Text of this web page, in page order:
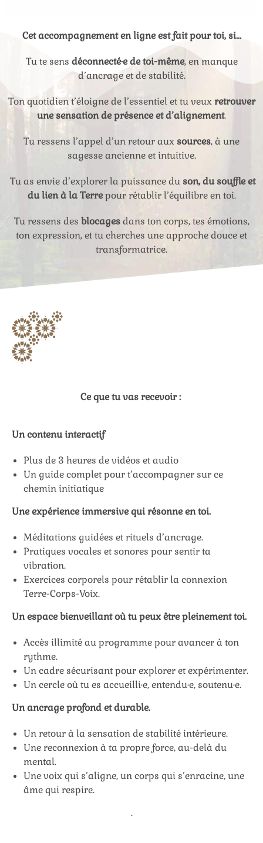
Cet accompagnement en ligne est fait pour toi, si…
Tu te sens déconnecté·e de toi-même, en manque
d’ancrage et de stabilité.
Ton quotidien t’éloigne de l’essentiel et tu veuxretrouver
une sensation de présence et d’alignement.
Tu ressens l’appel d’un retour aux sources, à une
sagesse ancienne et intuitive.
Tu as envie d’explorer la puissance du son, du souffle et
du lien à la Terrepour rétablir l’équilibre en toi.
Tu ressens des blocagesdans ton corps, tes émotions,
ton expression, et tu cherches une approche douce et
transformatrice.
Ce que tu vas recevoir :
Un contenu interactif
Plus de 3 heures de vidéos et audio
Un guide complet pour t’accompagner sur ce
chemin initiatique
Une expérience immersive qui résonne en toi.
Méditations guidées et rituels d’ancrage.
Pratiques vocales et sonores pour sentir ta
vibration.
Exercices corporels pour rétablir la connexion
Terre-Corps-Voix.
Un espace bienveillant où tu peux être pleinement toi.
Accès illimité au programme pour avancer à ton
rythme.
Un cadre sécurisant pour explorer et expérimenter.
Un cercle où tu es accueilli·e, entendu·e, soutenu·e.
Un ancrage profond et durable.
Un retour à la sensation de stabilité intérieure.
Une reconnexion à ta propre force, au-delà du
mental.
Une voix qui s’aligne, un corps qui s’enracine, une
âme qui respire.
.